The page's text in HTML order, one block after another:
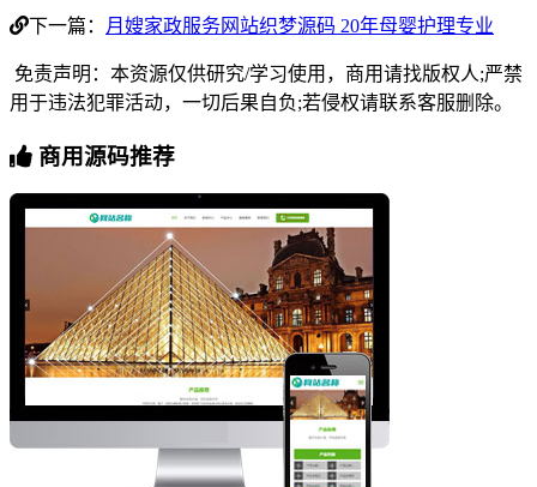
下一篇： 月嫂家政服务网站织梦源码 20年母婴护理专业
免责声明：本资源仅供研究/学习使用，商用请找版权人;严禁
用于违法犯罪活动，一切后果自负;若侵权请联系客服删除。
商用源码推荐